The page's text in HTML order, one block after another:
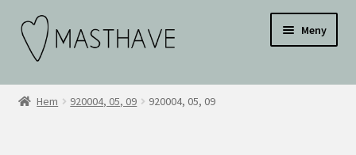
Hoppa
till
navigering
Hoppa
till
innehåll
Meny
WEBBUTIK
Testar
Hem 920004, 05, 09 920004, 05, 09